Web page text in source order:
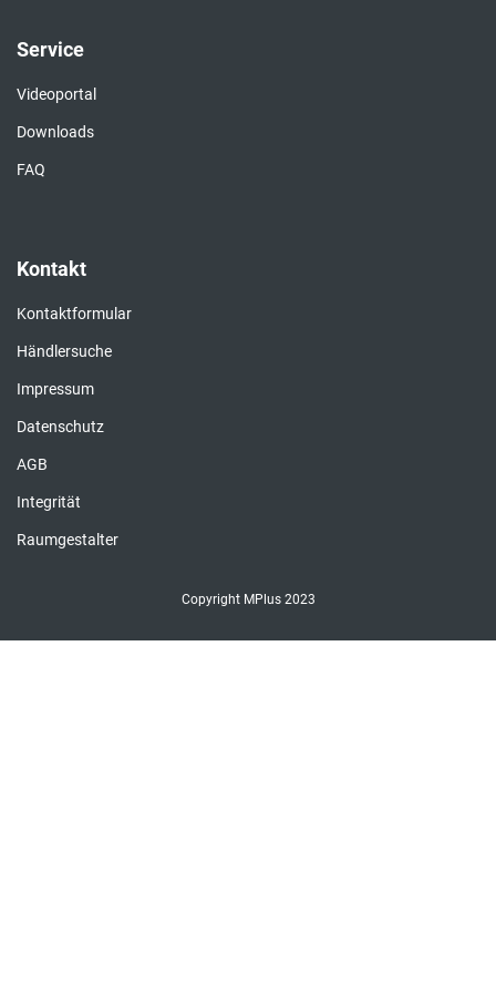
Service
Videoportal
Downloads
FAQ
Kontakt
Kontaktformular
Händlersuche
Impressum
Datenschutz
AGB
Integrität
Raumgestalter
Copyright MPlus 2023